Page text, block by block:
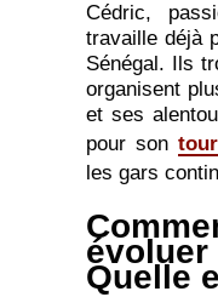
Cédric,
travaille déjà
Sénégal. Ils
organisent
et ses
pour son
les gars
évoluer
Quelle